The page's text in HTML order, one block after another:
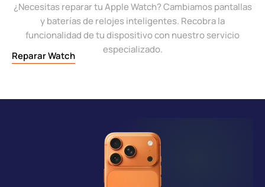
¿Necesitas reparar tu Apple Watch? Cambiamos pantallas
y baterías de relojes inteligentes. Recobra la
funcionalidad de tu dispositivo con nuestro servicio
especializado.
Reparar Watch